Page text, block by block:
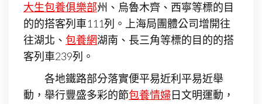
大生包養俱樂部州、烏魯木齊、西寧等標的目
的的搭客列車111列。上海局團體公司增開往
往湖北、 包養網湖南、長三角等標的目的的搭
客列車239列。
各地鐵路部分落實便平易近利平易近舉
動，舉行豐盛多彩的節包養情婦日文明運動，